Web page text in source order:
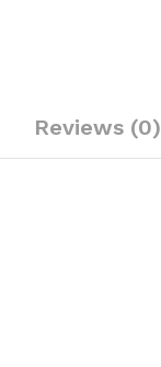
Reviews (0)